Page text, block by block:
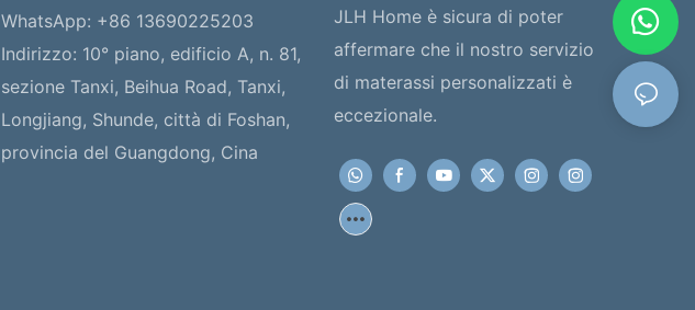
WhatsApp: +86 13690225203
Indirizzo: 10° piano, edificio A, n. 81,
sezione Tanxi, Beihua Road, Tanxi,
Longjiang, Shunde, città di Foshan,
provincia del Guangdong, Cina
JLH Home è sicura di poter
affermare che il nostro servizio
di materassi personalizzati è
eccezionale.